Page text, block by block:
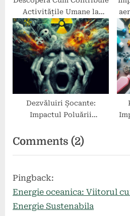
Activitățile Umane la
Poluarea Biologică!
Dezvăluiri Șocante:
Impactul Poluării
Comments (2)
Aerului:
Surse
Pingback:
Energie oceanica: Viitorul
Energie Sustenabila